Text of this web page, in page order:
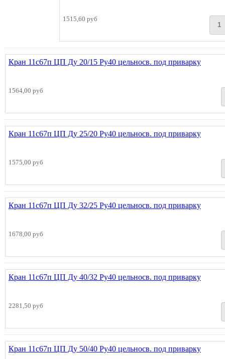
1515,60 руб
Кран 11с67п ЦП Ду 20/15 Ру40 цельносв. под приварку
1564,00 руб
Кран 11с67п ЦП Ду 25/20 Ру40 цельносв. под приварку
1575,00 руб
Кран 11с67п ЦП Ду 32/25 Ру40 цельносв. под приварку
1678,00 руб
Кран 11с67п ЦП Ду 40/32 Ру40 цельносв. под приварку
2281,50 руб
Кран 11с67п ЦП Ду 50/40 Ру40 цельносв. под приварку